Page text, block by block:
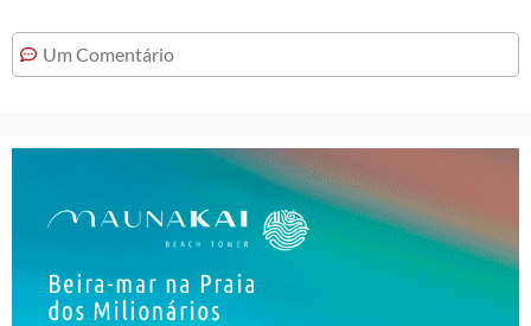
Um Comentário